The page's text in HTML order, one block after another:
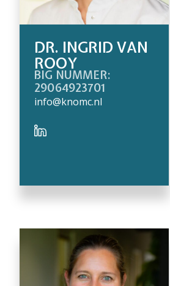
DR. INGRID VAN
ROOY
BIG NUMMER:
29064923701
info@knomc.nl